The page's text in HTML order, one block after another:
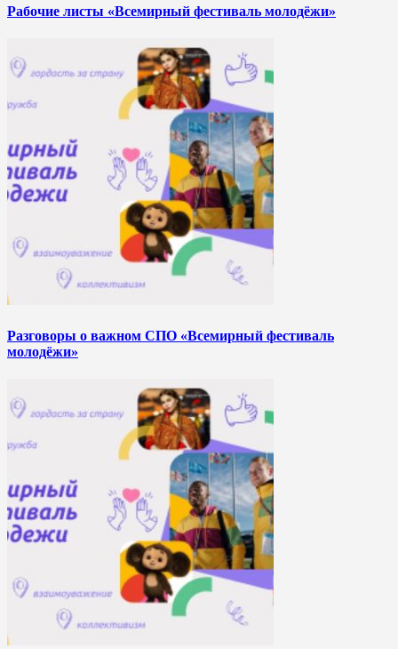
Рабочие листы «Всемирный фестиваль молодёжи»
Разговоры о важном СПО «Всемирный фестиваль
молодёжи»